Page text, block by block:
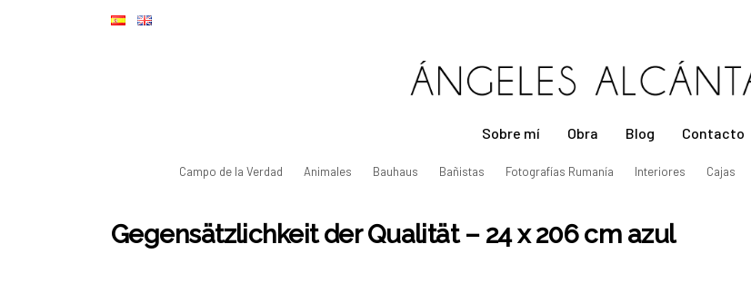
Sobre mí Obra Blog Contacto
Campo de la Verdad Animales Bauhaus Bañistas Fotografías Rumanía Interiores Cajas
Gegensätzlichkeit der Qualität – 24 x 206 cm azul